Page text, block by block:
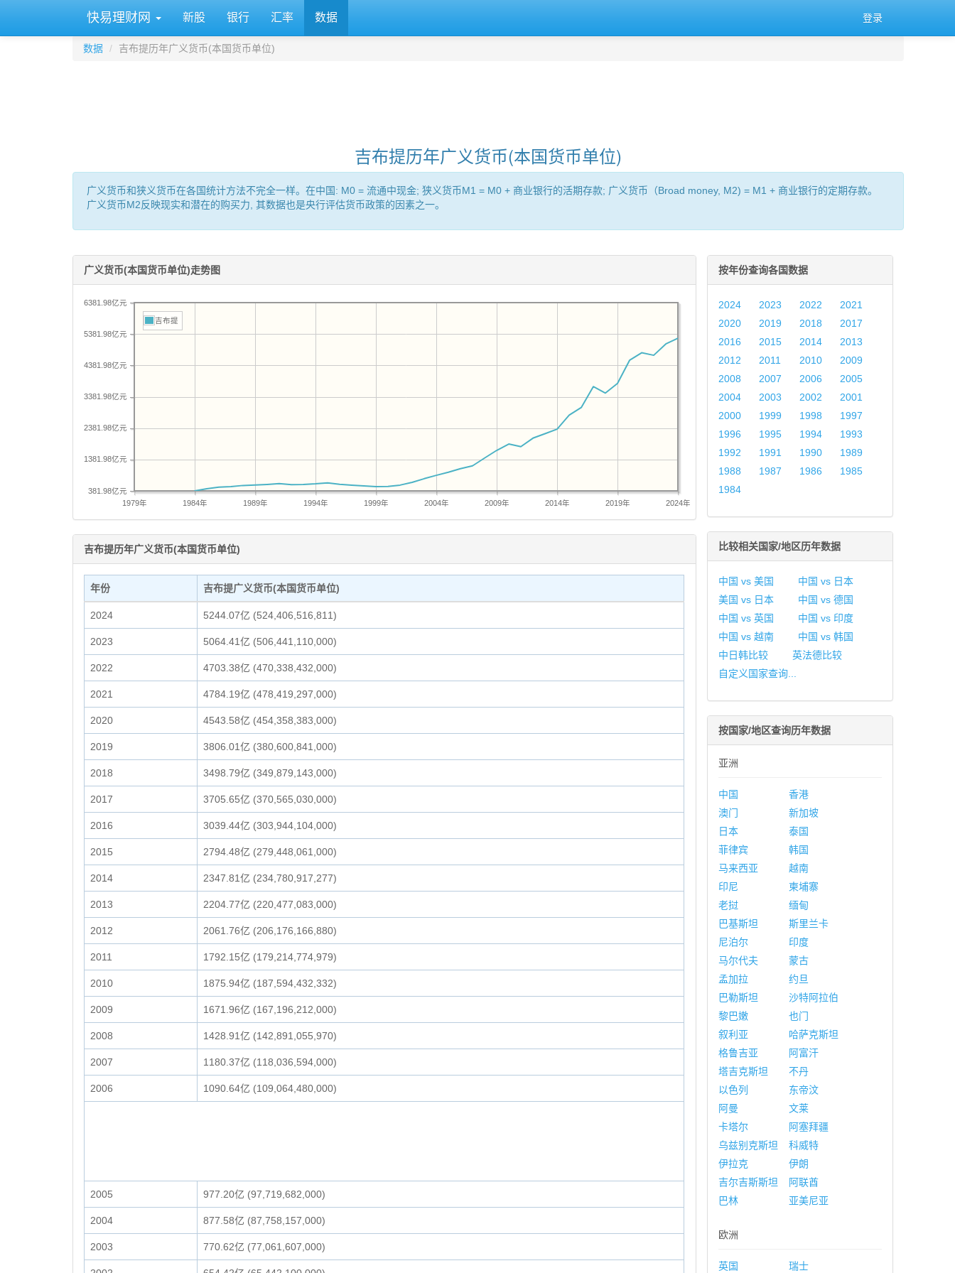
快易理财网 新股 银行 汇率 数据 登录
数据 吉布提历年广义货币(本国货币单位)
吉布提历年广义货币(本国货币单位)
广义货币和狭义货币在各国统计方法不完全一样。在中国: M0 = 流通中现金; 狭义货币M1 = M0 + 商业银行的活期存款; 广义货币（Broad money, M2) = M1 + 商业银行的定期存款。
广义货币M2反映现实和潜在的购买力, 其数据也是央行评估货币政策的因素之一。
广义货币(本国货币单位)走势图
1979年 1984年 1989年 1994年 1999年 2004年 2009年 2014年 2019年 2024年
381.98亿元
1381.98亿元
2381.98亿元
3381.98亿元
4381.98亿元
5381.98亿元
6381.98亿元
吉布提
吉布提历年广义货币(本国货币单位)
年份 吉布提广义货币(本国货币单位)
2024 5244.07亿 (524,406,516,811)
2023 5064.41亿 (506,441,110,000)
2022 4703.38亿 (470,338,432,000)
2021 4784.19亿 (478,419,297,000)
2020 4543.58亿 (454,358,383,000)
2019 3806.01亿 (380,600,841,000)
2018 3498.79亿 (349,879,143,000)
2017 3705.65亿 (370,565,030,000)
2016 3039.44亿 (303,944,104,000)
2015 2794.48亿 (279,448,061,000)
2014 2347.81亿 (234,780,917,277)
2013 2204.77亿 (220,477,083,000)
2012 2061.76亿 (206,176,166,880)
2011 1792.15亿 (179,214,774,979)
2010 1875.94亿 (187,594,432,332)
2009 1671.96亿 (167,196,212,000)
2008 1428.91亿 (142,891,055,970)
2007 1180.37亿 (118,036,594,000)
2006 1090.64亿 (109,064,480,000)
2005 977.20亿 (97,719,682,000)
2004 877.58亿 (87,758,157,000)
2003 770.62亿 (77,061,607,000)
按年份查询各国数据
2024 2023 2022
2021
2020
2019 2018
2017
2016
2015 2014
2013
2012
2011 2010
2009
2008
2007 2006
2005
2004
2003 2002
2001
2000
1999 1998
1997
1996
1995 1994
1993
1992
1991 1990
1989
1988
1987 1986
1985
1984
比较相关国家/地区历年数据
中国 vs 美国
中国 vs 日本
美国 vs 日本
中国 vs 德国
中国 vs 英国
中国 vs 印度
中国 vs 越南
中国 vs 韩国
中日韩比较
英法德比较
自定义国家查询...
按国家/地区查询历年数据
亚洲
中国
香港
澳门
新加坡
日本
泰国
菲律宾
韩国
马来西亚
越南
印尼
柬埔寨
老挝
缅甸
巴基斯坦
斯里兰卡
尼泊尔
印度
马尔代夫
蒙古
孟加拉
约旦
巴勒斯坦
沙特阿拉伯
黎巴嫩
也门
叙利亚
哈萨克斯坦
格鲁吉亚
阿富汗
塔吉克斯坦
不丹
以色列
东帝汶
阿曼
文莱
卡塔尔
阿塞拜疆
乌兹别克斯坦
科威特
伊拉克
伊朗
吉尔吉斯斯坦
阿联酋
巴林
亚美尼亚
欧洲
英国
瑞士